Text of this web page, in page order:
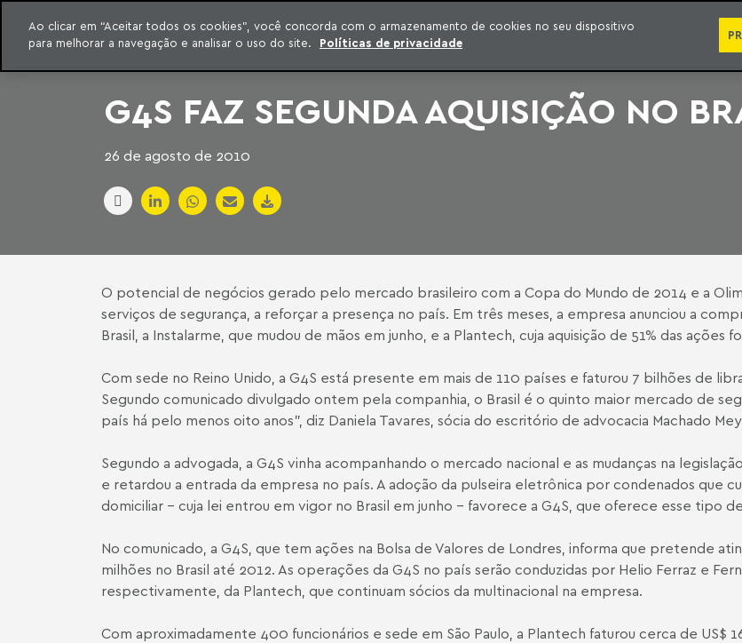
para o conteúdo
Machado Meyer
INTELIGÊNCIA JURÍDICA
CONTEÚDO EXCLUSIVO MACHADO MEYER ADVOGADOS
SÉRIES PUBLICAÇÕES
G4S FAZ SEGUNDA AQUISIÇÃO NO
26 de agosto de 2010
O potencial de negócios gerado pelo mercado brasileiro com a Copa do Mundo de 2014 e a
serviços de segurança, a reforçar a presença no país. Em três meses, a empresa anunciou a
Brasil, a Instalarme, que mudou de mãos em junho, e a Plantech, cuja aquisição de 51% das ações
Com sede no Reino Unido, a G4S está presente em mais de 110 países e faturou 7 bilhões de
Segundo comunicado divulgado ontem pela companhia, o Brasil é o quinto maior mercado de
país há pelo menos oito anos", diz Daniela Tavares, sócia do escritório de advocacia Machado
Segundo a advogada, a G4S vinha acompanhando o mercado nacional e as mudanças na
e retardou a entrada da empresa no país. A adoção da pulseira eletrônica por condenados que
domiciliar - cuja lei entrou em vigor no Brasil em junho - favorece a G4S, que oferece esse tipo
No comunicado, a G4S, que tem ações na Bolsa de Valores de Londres, informa que pretende
milhões no Brasil até 2012. As operações da G4S no país serão conduzidas por Helio Ferraz e
respectivamente, da Plantech, que continuam sócios da multinacional na empresa.
Com aproximadamente 400 funcionários e sede em São Paulo, a Plantech faturou cerca de US$
Ao clicar em “Aceitar todos os cookies”, você concorda com o armazenamento de cookies no seu dispositivo
para melhorar a navegação e analisar o uso do site.
Políticas de privacidade